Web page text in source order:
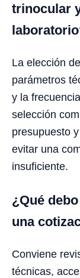
trinocular
La elección
parámetros
y la
selección
presupuesto
evitar una
insuficiente.
¿Qué
una
Conviene
técnicas,